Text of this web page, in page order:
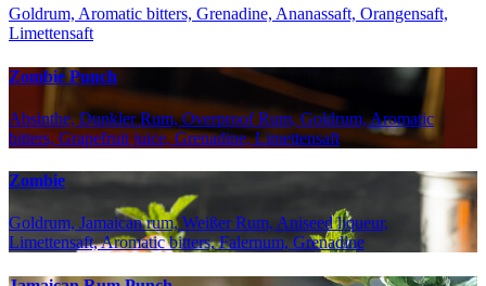
Goldrum, Aromatic bitters, Grenadine, Ananassaft, Orangensaft,
Limettensaft
Zombie Punch
Absinthe, Dunkler Rum, Overproof Rum, Goldrum, Aromatic
bitters, Grapefruit juice, Grenadine, Limettensaft
Zombie
Goldrum, Jamaican rum, Weißer Rum, Aniseed liqueur,
Limettensaft, Aromatic bitters, Falernum, Grenadine